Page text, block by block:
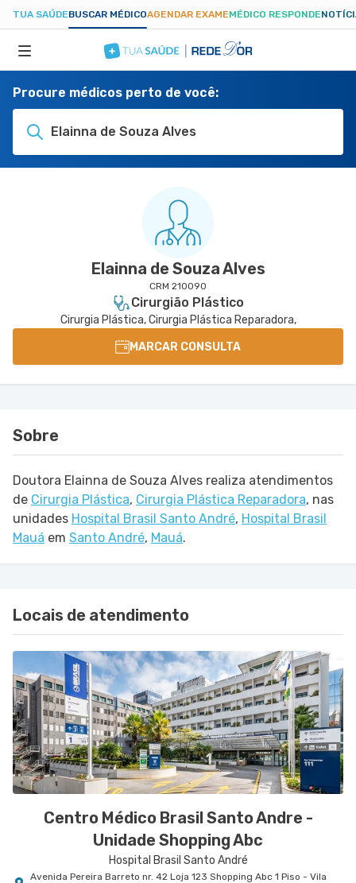
TUA SAÚDEBUSCAR MÉDICOAGENDAR EXAMEMÉDICO RESPONDE
ESPECIALIDADES
Procure médicos perto de você:
Elainna de Souza Alves
Elainna de Souza Alves
CRM 210090
Cirurgião Plástico
Cirurgia Plástica, Cirurgia Plástica Reparadora,
MARCAR CONSULTA
Sobre
Doutora Elainna de Souza Alves realiza atendimentos
de Cirurgia Plástica, Cirurgia Plástica Reparadora, nas
unidades Hospital Brasil Santo André, Hospital Brasil
Mauá em Santo André, Mauá.
Locais de atendimento
Centro Médico Brasil Santo Andre -
Unidade Shopping Abc
Hospital Brasil Santo André
Avenida Pereira Barreto nr. 42 Loja 123 Shopping Abc 1 Piso - Vila